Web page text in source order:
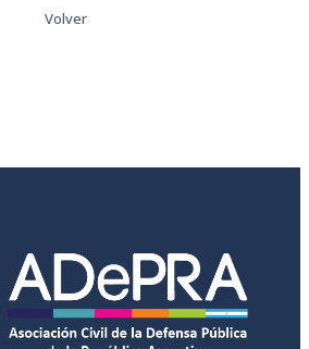
Volver